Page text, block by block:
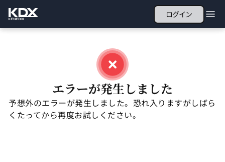
ログイン
エラーが発生しました
予想外のエラーが発生しました。恐れ入りますがしばら
くたってから再度お試しください。